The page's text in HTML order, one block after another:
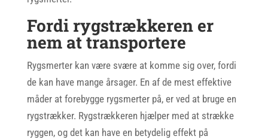
Fordi rygstrækkeren er
nem at transportere
Rygsmerter kan være svære at komme sig over, fordi
de kan have mange årsager. En af de mest effektive
måder at forebygge rygsmerter på, er ved at bruge en
rygstrækker. Rygstrækkeren hjælper med at strække
ryggen, og det kan have en betydelig effekt på